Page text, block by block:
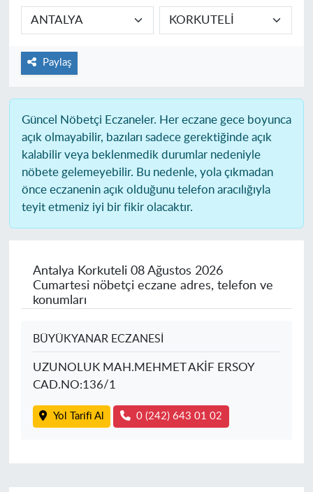
Paylaş
Güncel Nöbetçi Eczaneler. Her eczane gece boyunca
açık olmayabilir, bazıları sadece gerektiğinde açık
kalabilir veya beklenmedik durumlar nedeniyle
nöbete gelemeyebilir. Bu nedenle, yola çıkmadan
önce eczanenin açık olduğunu telefon aracılığıyla
teyit etmeniz iyi bir fikir olacaktır.
Antalya Korkuteli08 Ağustos 2026
Cumartesi nöbetçi eczane adres, telefon ve
konumları
BÜYÜKYANAR ECZANESİ
UZUNOLUK MAH.MEHMET AKİF ERSOY
CAD.NO:136/1
Yol Tarifi Al 0 (242) 643 01 02